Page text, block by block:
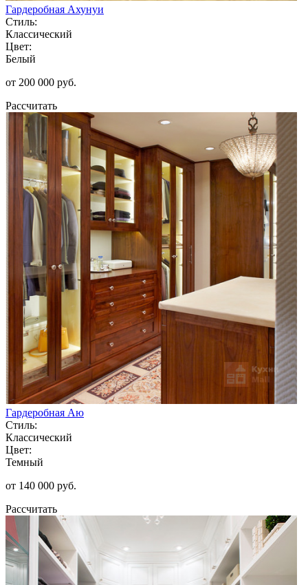
Гардеробная Ахунуи
Стиль:
Классический
Цвет:
Белый
от 200 000 руб.
Рассчитать
Гардеробная Аю
Стиль:
Классический
Цвет:
Темный
от 140 000 руб.
Рассчитать